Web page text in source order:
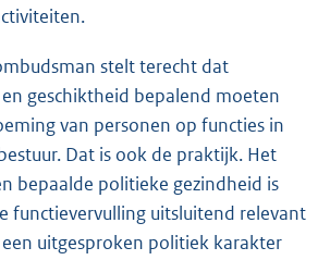
stelt terecht dat
geschiktheid bepalend moeten
van personen op functies in
Dat is ook de praktijk. Het
bepaalde politieke gezindheid is
functievervulling uitsluitend relevant
uitgesproken politiek karakter